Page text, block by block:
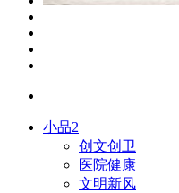
小品2
创文创卫
医院健康
文明新风